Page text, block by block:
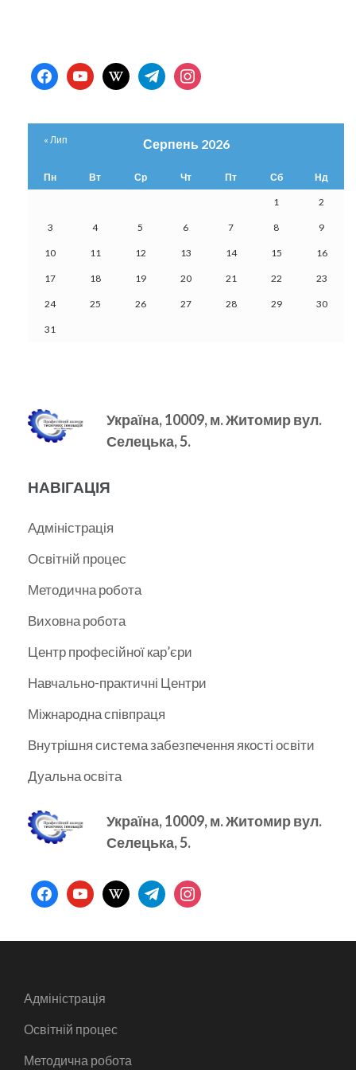
facebookyoutubewikipediatelegraminstagram
Серпень 2026
Пн Вт Ср Чт Пт Сб Нд
1 2
3 4 5 6 7 8 9
10 11 12 13 14 15 16
17 18 19 20 21 22 23
24 25 26 27 28 29 30
31
« Лип
Україна, 10009, м.Житомир вул.
Селецька, 5.
НАВІГАЦІЯ
Адміністрація
Освітній процес
Методична робота
Виховна робота
Центр професійної кар’єри
Навчально-практичні Центри
Міжнародна співпраця
Внутрішня система забезпечення якості освіти
Дуальна освіта
Україна, 10009, м.Житомир вул.
Селецька, 5.
facebookyoutubewikipediatelegraminstagram
Адміністрація
Освітній процес
Методична робота